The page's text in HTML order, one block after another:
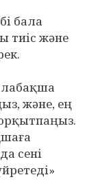
бала
тиіс және
және, ең
сені